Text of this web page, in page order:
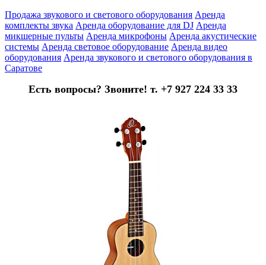
Продажа звукового и светового оборудования Аренда
комплекты звука Аренда оборудование для DJ Аренда
микшерные пульты Аренда микрофоны Аренда акустические
системы Аренда световое оборудование Аренда видео
оборудования Аренда звукового и светового оборудования в
Саратове
Есть вопросы? Звоните! т. +7 927 224 33 33